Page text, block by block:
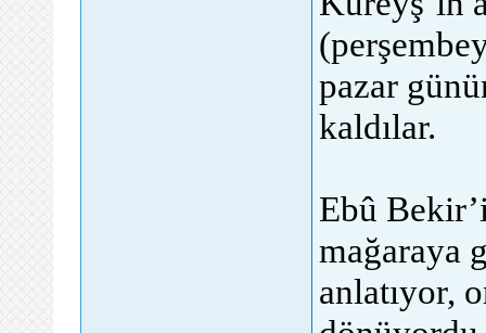
pazar
kaldılar.
Ebû
mağaraya
anlatıyor,